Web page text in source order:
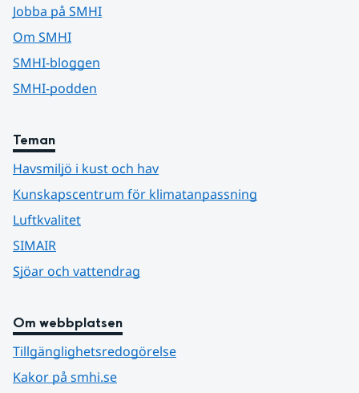
Jobba på SMHI
Om SMHI
SMHI-bloggen
SMHI-podden
Teman
Havsmiljö i kust och hav
Kunskapscentrum för klimatanpassning
Luftkvalitet
SIMAIR
Sjöar och vattendrag
Om webbplatsen
Tillgänglighetsredogörelse
Kakor på smhi.se